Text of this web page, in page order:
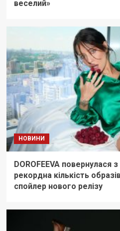
веселий»
НОВИНИ
DOROFEEVA повернулася
рекордна кількість
спойлер нового релізу